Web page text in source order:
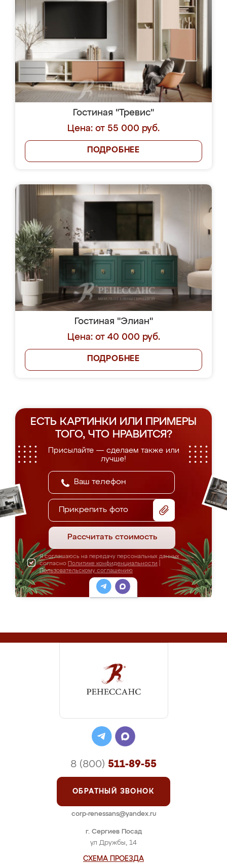
Гостиная "Тревис"
Цена: от 55 000 руб.
ПОДРОБНЕЕ
Гостиная "Элиан"
Цена: от 40 000 руб.
ПОДРОБНЕЕ
ЕСТЬ КАРТИНКИ ИЛИ ПРИМЕРЫ
ТОГО, ЧТО НРАВИТСЯ?
Присылайте — сделаем также или
лучше!
Прикрепить фото
Рассчитать стоимость
Я соглашаюсь на передачу персональных данных
согласно Политике конфиденциальности
Пользовательскому соглашению
г. Сергиев Посад
ул Дружбы, 14
СХЕМА ПРОЕЗДА
8 (800) 511-89-55
ОБРАТНЫЙ ЗВОНОК
corp-renessans@yandex.ru